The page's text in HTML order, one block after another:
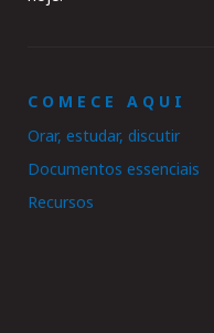
COMECE AQUI
Orar, estudar, discutir
Documentos essenciais
Recursos